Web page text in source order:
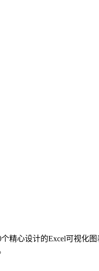
精心设计的Excel可视化